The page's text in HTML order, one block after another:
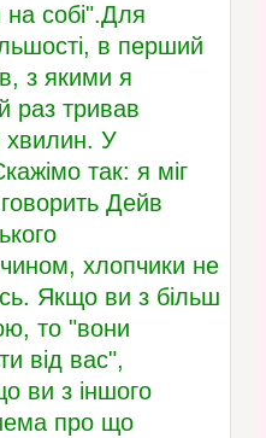
на собі".Для
в перший
з якими я
раз тривав
хвилин. У
так: я міг
Дейв
хлопчики не
Якщо ви з більш
то "вони
від вас",
ви з іншого
про що